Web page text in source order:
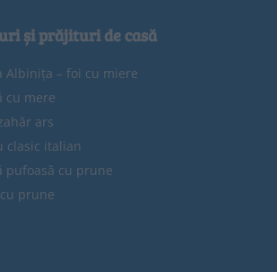
și prăjituri de casă
Albinița – foi cu miere
cu mere
ars
clasic italian
pufoasă cu prune
prune